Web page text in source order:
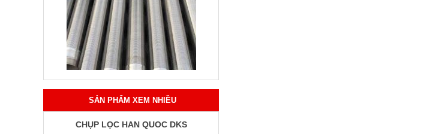
SẢN PHẨM XEM NHIỀU
CHỤP LỌC HÀN QUỐC DKS